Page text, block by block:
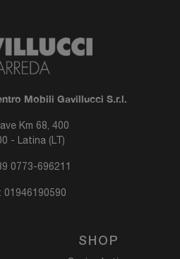
Mobili Gavillucci S.r.l.
Km 68, 400
- Latina (LT)
0773-696211
01946190590
SHOP